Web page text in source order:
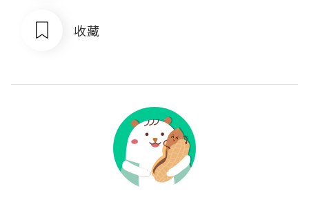
收藏